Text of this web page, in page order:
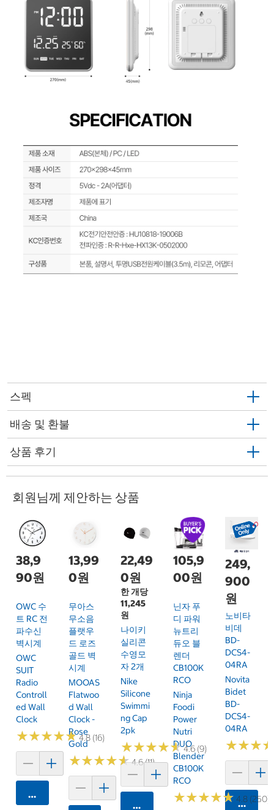
스펙
배송 및 환불
상품 후기
회원님께 제안하는 상품
38,9
90원
OWC 수
트 RC 전
파수신
벽시계
OWC
SUIT
Radio
Controll
Ed Wall
Clock
★★★★★
★★★★★4.8 (16)
카트에 담기
13,99
0원
무아스
무소음
플랫우
드 로즈
골드 벽
시계
MOOAS
Flatwoo
D Wall
Clock -
Rose
Gold
★★★★★
★★★★★4.6 (11)
22,49
0원
한 개당
11,245
원
나이키
실리콘
수영모
자 2개
Nike
Silicone
Swimmi
Ng Cap
2pk
★★★★★
★★★★★4.6 (9)
카트에 담기
105,9
00원
닌자 푸
디 파워
뉴트리
듀오 블
렌더
CB100K
RCO
Ninja
Foodi
Power
Nutri
DUO
Blender
CB100K
RCO
★★★★★
★★★★★ 4.8 (250)
249,
900
원
노비타
비데
BD-
DCS4-
04RA
Novita
Bidet
BD-
DCS4-
04RA
★★★
★★★
카트에